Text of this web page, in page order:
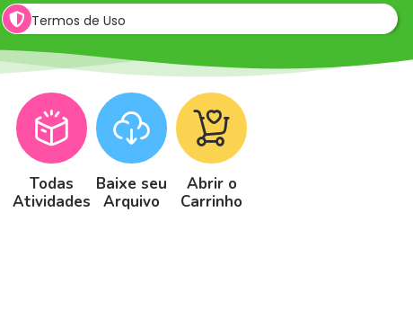
Termos de Uso
Todas
Atividades
Baixe seu
Arquivo
Abrir o
Carrinho